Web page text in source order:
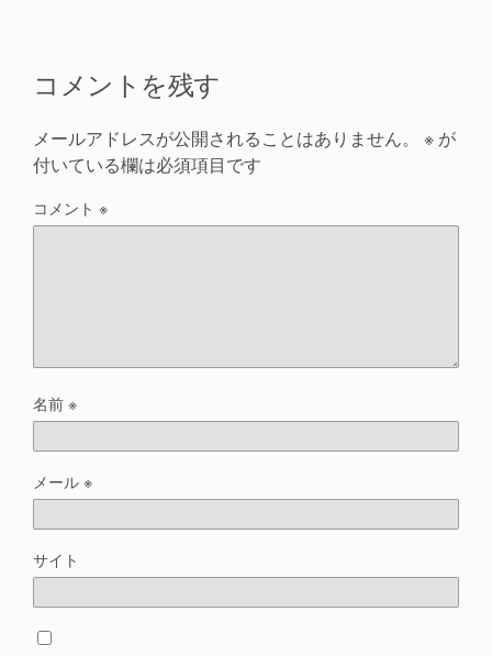
コメントを残す
メールアドレスが公開されることはありません。 ※ が
付いている欄は必須項目です
コメント ※
名前※
メール※
サイト